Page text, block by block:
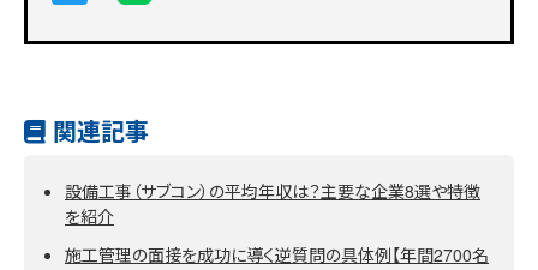
関連記事
設備工事（サブコン）の平均年収は？主要な企業8選や特徴
を紹介
施工管理の面接を成功に導く逆質問の具体例【年間2700名